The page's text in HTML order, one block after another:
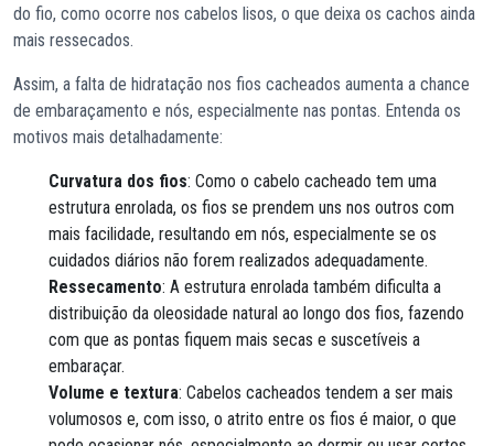
do fio, como ocorre nos cabelos lisos, o que deixa os cachos ainda
mais ressecados.
Assim, a falta de hidratação nos fios cacheados aumenta a chance
de embaraçamento e nós, especialmente nas pontas. Entenda os
motivos mais detalhadamente:
Curvatura dos fios: Como o cabelo cacheado tem uma
estrutura enrolada, os fios se prendem uns nos outros com
mais facilidade, resultando em nós, especialmente se os
cuidados diários não forem realizados adequadamente.
Ressecamento: A estrutura enrolada também dificulta a
distribuição da oleosidade natural ao longo dos fios, fazendo
com que as pontas fiquem mais secas e suscetíveis a
embaraçar.
Volume e textura: Cabelos cacheados tendem a ser mais
volumosos e, com isso, o atrito entre os fios é maior, o que